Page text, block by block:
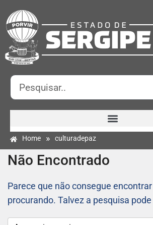
Home » culturadepaz
Não Encontrado
Parece que não consegue
procurando. Talvez a pesquisa